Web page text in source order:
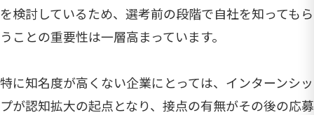
を検討しているため、選考前の段階で自社を知ってもら
うことの重要性は一層高まっています。
特に知名度が高くない企業にとっては、インターンシッ
プが認知拡大の起点となり、接点の有無がその後の応募